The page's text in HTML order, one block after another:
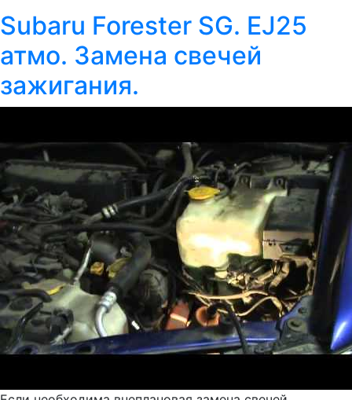
Subaru Forester SG. EJ25
атмо. Замена свечей
зажигания.